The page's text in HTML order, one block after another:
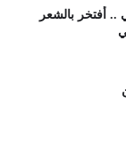
.. أفتخر بالشعر